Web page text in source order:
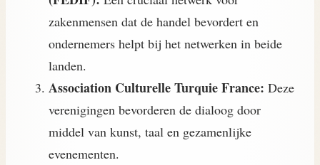
zakenmensen dat de handel bevordert en
ondernemers helpt bij het netwerken in beide
landen.
Association Culturelle Turquie France: Deze
verenigingen bevorderen de dialoog door
middel van kunst, taal en gezamenlijke
evenementen.